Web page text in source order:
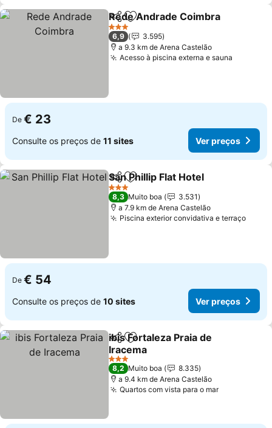
PartilharAdicionar aos favoritos
Rede Andrade Coimbra
3 Estrelas
6,9
3.595
a 9.3 km de Arena Castelão
Acesso à piscina externa e sauna
De € 23
Consulte os preços de 11 sites Ver preços
PartilharAdicionar aos favoritos
San Phillip Flat Hotel
3 Estrelas
8,3 Muito boa
3.531
a 7.9 km de Arena Castelão
Piscina exterior convidativa e terraço
De € 54
Consulte os preços de 10 sites Ver preços
PartilharAdicionar aos favoritos
ibis Fortaleza Praia de
Iracema
3 Estrelas
8,2 Muito boa
8.335
a 9.4 km de Arena Castelão
Quartos com vista para o mar